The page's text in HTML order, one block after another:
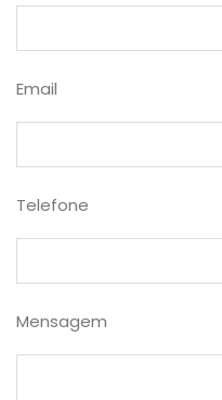
Email
Telefone
Mensagem